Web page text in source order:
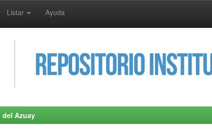
Listar Ayuda
del Azuay